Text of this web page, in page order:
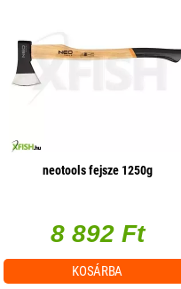
neotools fejsze 1250g
8 892 Ft
KOSÁRBA